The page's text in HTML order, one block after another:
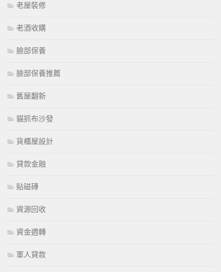
老屋裝修
老酒收購
臉部保養
臉部保養推薦
舊屋翻新
貓抓布沙發
貨櫃屋設計
貸款金融
貼磁磚
資源回收
資金週轉
軍人貸款